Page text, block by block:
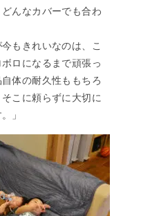
んなカバーでも合わ
もきれいなのは、こ
ロになるまで頑張っ
体の耐久性ももちろ
こに頼らずに大切に
」